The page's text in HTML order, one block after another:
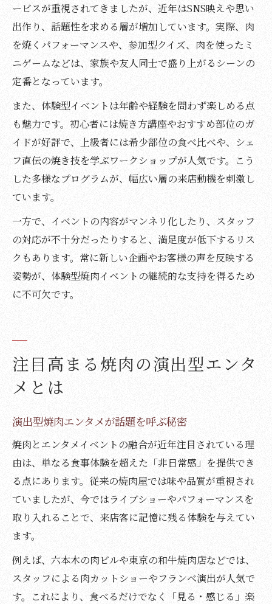
ービスが重視されてきましたが、近年はSNS映えや思い
出作り、話題性を求める層が増加しています。実際、肉
を焼くパフォーマンスや、参加型クイズ、肉を使ったミ
ニゲームなどは、家族や友人同士で盛り上がるシーンの
定番となっています。
また、体験型イベントは年齢や経験を問わず楽しめる点
も魅力です。初心者には焼き方講座やおすすめ部位のガ
イドが好評で、上級者には希少部位の食べ比べや、シェ
フ直伝の焼き技を学ぶワークショップが人気です。こう
した多様なプログラムが、幅広い層の来店動機を刺激し
ています。
一方で、イベントの内容がマンネリ化したり、スタッフ
の対応が不十分だったりすると、満足度が低下するリス
クもあります。常に新しい企画やお客様の声を反映する
姿勢が、体験型焼肉イベントの継続的な支持を得るため
に不可欠です。
注目高まる焼肉の演出型エンタ
メとは
演出型焼肉エンタメが話題を呼ぶ秘密
焼肉とエンタメイベントの融合が近年注目されている理
由は、単なる食事体験を超えた「非日常感」を提供でき
る点にあります。従来の焼肉屋では味や品質が重視され
ていましたが、今ではライブショーやパフォーマンスを
取り入れることで、来店客に記憶に残る体験を与えてい
ます。
例えば、六本木の肉ビルや東京の和牛焼肉店などでは、
スタッフによる肉カットショーやフランベ演出が人気で
す。これにより、食べるだけでなく「見る・感じる」楽